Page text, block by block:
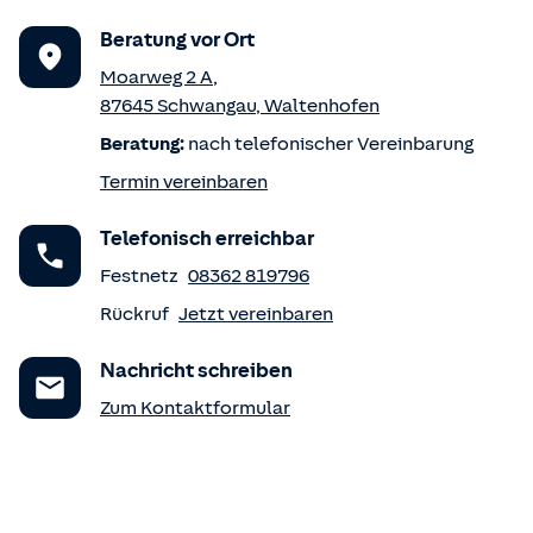
Beratung vor Ort
Moarweg 2 A,
87645Schwangau, Waltenhofen
Beratung: nach telefonischer Vereinbarung
Termin vereinbaren
Telefonisch erreichbar
Festnetz 08362 819796
Rückruf Jetzt vereinbaren
Nachricht schreiben
Zum Kontaktformular